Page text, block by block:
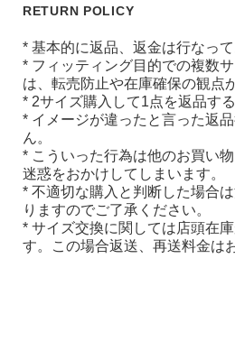
RETURN POLICY
* 基本的に返品、返金は行なって
* フィッティング目的での複数
は、転売防止や在庫確保の観点
* 2サイズ購入して1点を返品す
* イメージが違ったと言った返
ん。
* こういった行為は他のお買い
迷惑をおかけしてしまいます。
* 不適切な購入と判断した場合
りますのでご了承ください。
* サイズ交換に関しては店頭在
す。この場合返送、再送料金は